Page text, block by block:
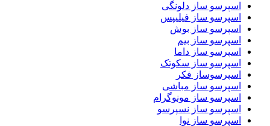
اسپرسو ساز دلونگی
اسپرسو ساز فیلیپس
اسپرسو ساز بوش
اسپرسو ساز بیم
اسپرسو ساز داما
اسپرسو ساز سکوتک
اسپرسوساز فکر
اسپرسو ساز مباشی
اسپرسو ساز مونوگرام
اسپرسو ساز نسپرسو
اسپرسو ساز نوا